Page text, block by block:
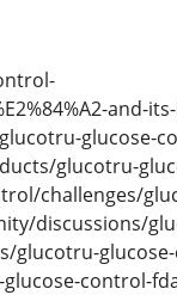
and-
glucose-
glucotru-
challenges/
discussions/
control-